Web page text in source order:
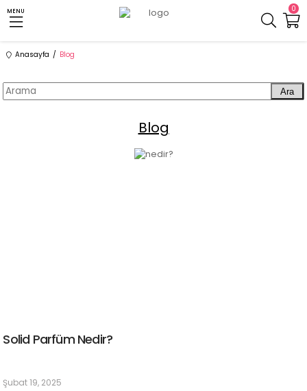
0
MENU
Anasayfa Blog
Ara
Blog
Solid Parfüm Nedir?
Şubat 19, 2025